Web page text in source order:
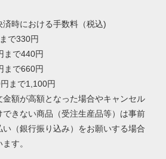
済時における手数料（税込)
で330円
まで440円
まで660円
まで1,100円
額が高額となった場合やキャンセル
できない商品（受注生産品等）は事前
い（銀行振り込み）をお願いする場合
す。